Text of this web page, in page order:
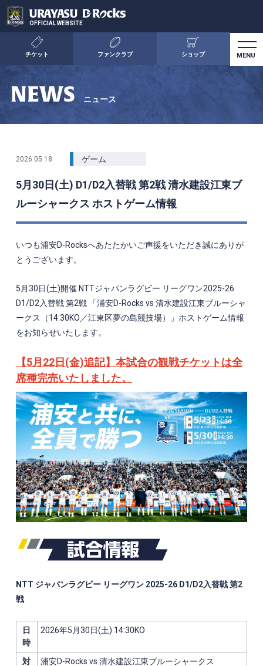
OFFICIAL WEBSITE
チケット ファンクラブ ショップ
NEWS ニュース
2026.05.18 ゲーム
5月30日(土) D1/D2入替戦 第2戦 清水建設江東ブ
ルーシャークス ホストゲーム情報
いつも浦安D-Rocksへあたたかいご声援をいただき誠にありが
とうございます。
5月30日(土)開催 NTTジャパンラグビー リーグワン2025-26
D1/D2入替戦 第2戦
「浦安D-Rocks vs 清水建設江東ブルーシャ
ークス（14:30KO／江東区夢の島競技場）」 ホストゲーム情報
をお知らせいたします。
【5月22日(金)追記】本試合の観戦チケットは全
席種完売いたしました。
NTT ジャパンラグビー リーグワン2025-26 D1/D2入替戦 第2
戦
日
時
2026年5月30日(土) 14:30KO
対
浦安D-Rocks vs 清水建設江東ブルーシャークス